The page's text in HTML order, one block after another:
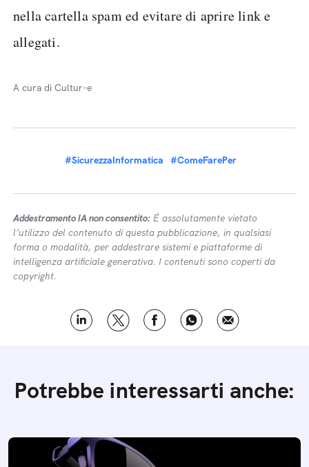
nella cartella spam ed evitare di aprire link e
allegati.
A cura di Cultur-e
#SicurezzaInformatica #ComeFarePer
Addestramento IA non consentito: É assolutamente vietato
l’utilizzo del contenuto di questa pubblicazione, in qualsiasi
forma o modalità, per addestrare sistemi e piattaforme di
intelligenza artificiale generativa. I contenuti sono coperti da
copyright.
Potrebbe interessarti anche: